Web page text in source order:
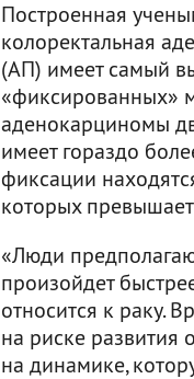
Построенная
колоректальная
(АП) имеет самый
«фиксированных»
аденокарциномы
имеет гораздо
фиксации
которых превышает
«Люди
произойдет
относится к раку.
на риске развития
на динамике,